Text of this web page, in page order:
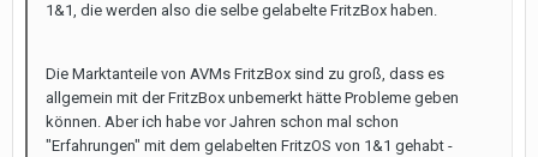
1&1, die werden also die selbe gelabelte FritzBox haben.
Die Marktanteile von AVMs FritzBox sind zu groß, dass es
allgemein mit der FritzBox unbemerkt hätte Probleme geben
können. Aber ich habe vor Jahren schon mal schon
"Erfahrungen" mit dem gelabelten FritzOS von 1&1 gehabt -